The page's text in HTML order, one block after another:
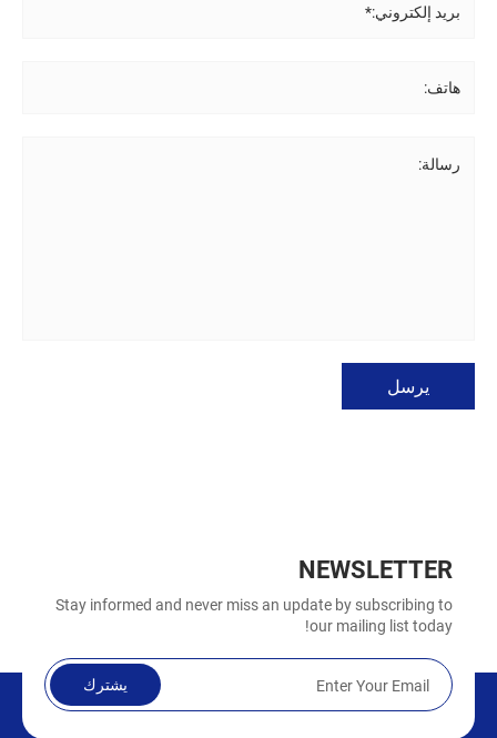
بريد إلكتروني:*
هاتف:
رسالة:
يرسل
NEWSLETTER
Stay informed and never miss an update by subscribing to
our mailing list today!
يشترك